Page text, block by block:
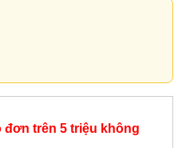
đơn trên 5 triệu không